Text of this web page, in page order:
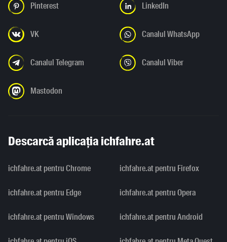
Pinterest LinkedIn
VK Canalul WhatsApp
Canalul Telegram Canalul Viber
Mastodon
Descarcă aplicația ichfahre.at
ichfahre.at pentru Chrome ichfahre.at pentru Firefox
ichfahre.at pentru Edge ichfahre.at pentru Opera
ichfahre.at pentru Windows ichfahre.at pentru Android